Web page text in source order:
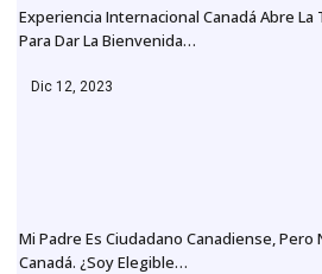
Experiencia Internacional Canadá Abre La
Para Dar La Bienvenida…
Dic 12, 2023
Mi Padre Es Ciudadano Canadiense, Pero
Canadá. ¿Soy Elegible…